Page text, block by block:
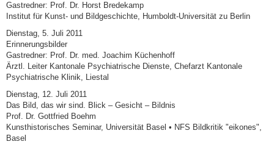
Gastredner: Prof. Dr. Horst Bredekamp
Institut für Kunst- und Bildgeschichte, Humboldt-Universität zu Berlin
Dienstag, 5. Juli 2011
Erinnerungsbilder
Gastredner: Prof. Dr. med. Joachim Küchenhoff
Ärztl. Leiter Kantonale Psychiatrische Dienste, Chefarzt Kantonale
Psychiatrische Klinik, Liestal
Dienstag, 12. Juli 2011
Das Bild, das wir sind. Blick – Gesicht – Bildnis
Prof. Dr. Gottfried Boehm
Kunsthistorisches Seminar, Universität Basel • NFS Bildkritik "eikones",
Basel